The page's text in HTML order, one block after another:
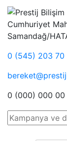
Cumhuriyet
Samandağ/
0 (545) 203 70
0 (000) 000 00